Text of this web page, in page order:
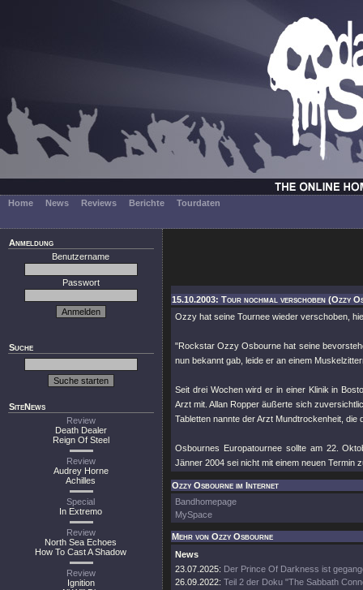
Home News Reviews Berichte Tourdaten
Anmeldung
Benutzername
Passwort
Suche
SiteNews
Review
Death Dealer
Reign Of Steel
Review
Audrey Horne
Achilles
Special
In Extremo
Review
North Sea Echoes
How To Cast A Shadow
Review
Ignition
15.10.2003: Tour nochmal verschoben (Ozzy
Ozzy hat seine Tournee wieder verschoben,
"Rockstar Ozzy Osbourne hat seine
nun bekannt gab, leide er an einem
Seit drei Wochen wird er in einer Klinik in
Arzt mit. Allan Ropper äußerte sich
Tabletten nannte der Arzt Mundtrockenheit, die
Osbournes Europatournee sollte am 22.
Jänner 2004 sei nicht mit einem neuen Termin
Ozzy Osbourne im Internet
Bandhomepage
MySpace
Mehr von Ozzy Osbourne
News
23.07.2025: Der Prince Of Darkness ist
26.09.2022: Teil 2 der Doku "The Sabbath